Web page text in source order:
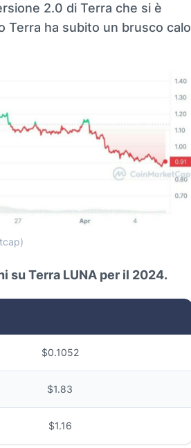
2.0 di Terra che si è
Terra ha subito un brusco calo
su Terra LUNA per il 2024.
$0.1052
$1.83
$1.16